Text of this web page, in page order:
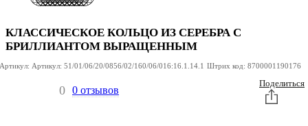
КЛАССИЧЕСКОЕ КОЛЬЦО ИЗ СЕРЕБРА С
БРИЛЛИАНТОМ ВЫРАЩЕННЫМ
Артикул: Артикул: 51/01/06/20/0856/02/160/06/016:16.1.14.1 Штрих код: 8700001190176
0 0 отзывов
Поделиться